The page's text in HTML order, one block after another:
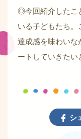
◎今回紹介したこ
いる子どもたち
達成感を味わいな
ートしていきた
シ